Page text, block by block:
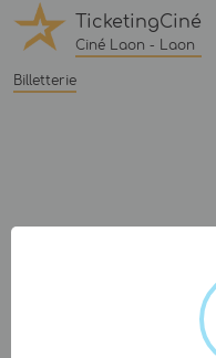
TicketingCiné
Ciné Laon - Laon
Billetterie